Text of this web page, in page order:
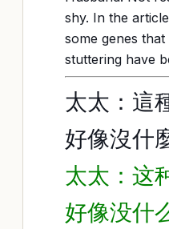
shy. In the
some genes
stuttering have
太太：這
好像沒什
太太：这
好像没什